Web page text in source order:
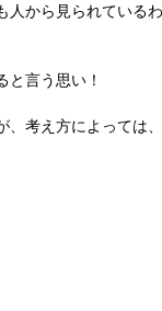
から見られている
言う思い！
考え方によっては